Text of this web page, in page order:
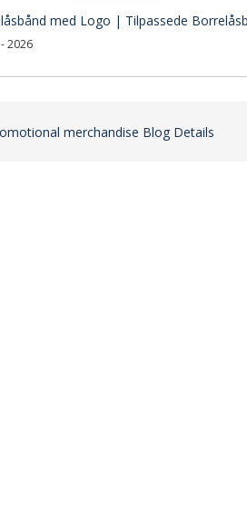
med Logo | Tilpassede
2026
merchandise Blog Details